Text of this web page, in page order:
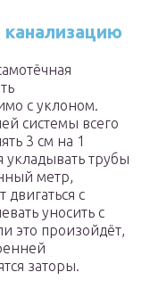
с уклоном.
системы всего
3 см на 1
трубы
метр,
двигаться с
уносить с
это произойдёт,
заторы.